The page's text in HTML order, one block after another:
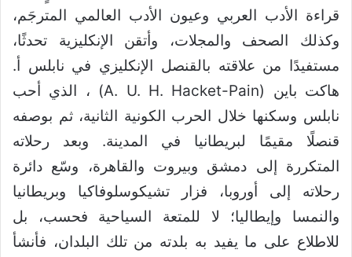
قراءة الأدب العربي وعيون الأدب العالمي المترجَم،
وكذلك الصحف والمجلات، وأتقن الإنكليزية تحدثًا،
مستفيدًا من علاقته بالقنصل الإنكليزي في نابلس أ.
هاكت باين (A. U. H. Hacket-Pain) ، الذي أحب
نابلس وسكنها خلال الحرب الكونية الثانية، ثم بوصفه
قنصلًا مقيمًا لبريطانيا في المدينة. وبعد رحلاته
المتكررة إلى دمشق وبيروت والقاهرة، وسّع دائرة
رحلاته إلى أوروبا، فزار تشيكوسلوفاكيا وبريطانيا
والنمسا وإيطاليا؛ لا للمتعة السياحية فحسب، بل
للاطلاع على ما يفيد به بلدته من تلك البلدان، فأنشأ